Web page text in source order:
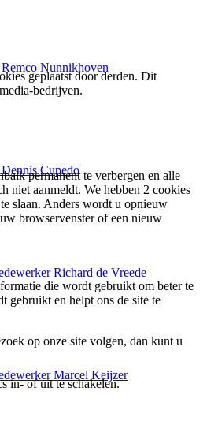
Nunnikhoven
Cupedo
Richard de Vreede
Marcel Keijzer
geplaatst door derden. Dit
bedrijven.
permanent te verbergen en alle
niet aanmeldt. We hebben 2 cookies
slaan. Anders wordt u opnieuw
browservenster of een nieuw
die wordt gebruikt om beter te
gebruikt en helpt ons de site te
op onze site volgen, dan kunt u
in- of uit te schakelen.